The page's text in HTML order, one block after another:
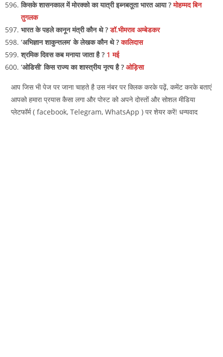
किसके शासनकाल में मोरक्को का यात्री इब्नबतूता भारत आया ?मोहम्मद बिन
तुगलक
भारत के पहले कानून मंत्री कौन थे ?डॉ.भीमराव अम्बेडकर
‘अभिज्ञान शाकुन्तलम’ के लेखक कौन थे ?कालिदास
श्रमिक दिवस कब मनाया जाता है ? 1 मई
‘ओडिसी’ किस राज्य का शास्त्रीय नृत्य है ?ओड़िसा
आप जिस भी पेज पर जाना चाहते है उस नंबर पर क्लिक करके पढ़ें, कमेंट करके बताएं
आपको हमारा प्रयास कैसा लगा और पोस्ट को अपने दोस्तों और सोशल मीडिया
प्लेटफॉर्म ( facebook, Telegram, WhatsApp ) पर शेयर करें! धन्यवाद